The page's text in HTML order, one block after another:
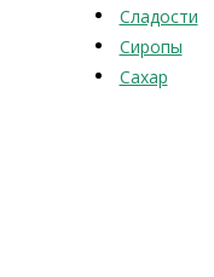
Сладости
Сиропы
Сахар